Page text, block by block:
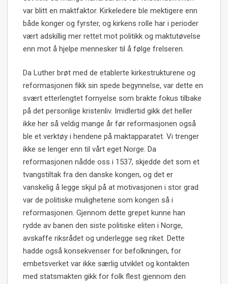
var blitt en maktfaktor. Kirkeledere ble mektigere enn
både konger og fyrster, og kirkens rolle har i perioder
vært adskillig mer rettet mot politikk og maktutøvelse
enn mot å hjelpe mennesker til å følge frelseren.
Da Luther brøt med de etablerte kirkestrukturene og
reformasjonen fikk sin spede begynnelse, var dette en
svært etterlengtet fornyelse som brakte fokus tilbake
på det personlige kristenliv. Imidlertid gikk det heller
ikke her så veldig mange år før reformasjonen også
ble et verktøy i hendene på maktapparatet. Vi trenger
ikke se lenger enn til vårt eget Norge. Da
reformasjonen nådde oss i 1537, skjedde det som et
tvangstiltak fra den danske kongen, og det er
vanskelig å legge skjul på at motivasjonen i stor grad
var de politiske mulighetene som kongen så i
reformasjonen. Gjennom dette grepet kunne han
rydde av banen den siste politiske eliten i Norge,
avskaffe riksrådet og underlegge seg riket. Dette
hadde også konsekvenser for befolkningen, for
embetsverket var ikke særlig utviklet og kontakten
med statsmakten gikk for folk flest gjennom den